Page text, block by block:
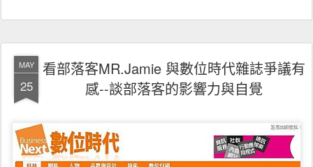
MAY
25
看部落客MR.Jamie 與數位時代雜誌爭議有
感--談部落客的影響力與自覺